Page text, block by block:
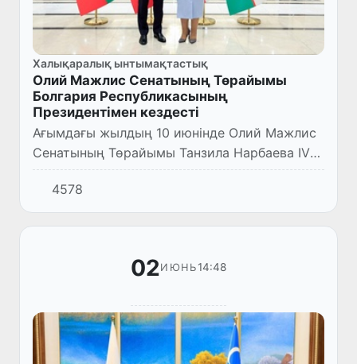
Халықаралық ынтымақтастық
Олий Мажлис Сенатының Төрайымы
Болгария Республикасының
Президентімен кездесті
Ағымдағы жылдың 10 июнінде Олий Мажлис
Сенатының Төрайымы Танзила Нарбаева IV
Ташкент халықаралық инвестициялық
форумына қатысу үшін елімізге ресми
сапармен келген Болгария Республ...
4578
02ИЮНЬ14:48